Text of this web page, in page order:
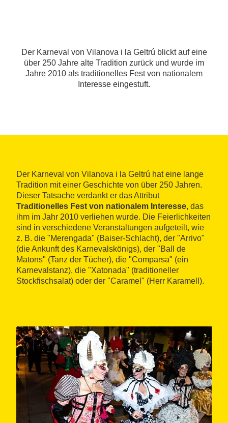
Der Karneval von Vilanova i la Geltrú blickt auf eine
über 250 Jahre alte Tradition zurück und wurde im
Jahre 2010 als traditionelles Fest von nationalem
Interesse eingestuft.
Der Karneval von Vilanova i la Geltrú hat eine lange
Tradition mit einer Geschichte von über 250 Jahren.
Dieser Tatsache verdankt er das Attribut
Traditionelles Fest von nationalem Interesse, das
ihm im Jahr 2010 verliehen wurde. Die Feierlichkeiten
sind in verschiedene Veranstaltungen aufgeteilt, wie
z. B. die "Merengada" (Baiser-Schlacht), der "Arrivo"
(die Ankunft des Karnevalskönigs), der "Ball de
Matons" (Tanz der Tücher), die "Comparsa" (ein
Karnevalstanz), die "Xatonada" (traditioneller
Stockfischsalat) oder der "Caramel" (Herr Karamell).